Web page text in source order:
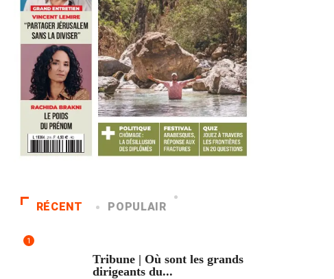
RÉCENT POPULAIR
1
Tribune | Où sont les grands
dirigeants du...